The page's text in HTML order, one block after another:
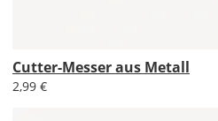
Deutschland
Cutter-Messer aus Metall
2,99 €